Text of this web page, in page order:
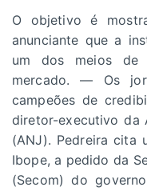
O objetivo é
anunciante que a
um dos meios de
mercado. — Os
campeões de
diretor-executivo da
(ANJ). Pedreira cita
Ibope, a pedido da
(Secom) do